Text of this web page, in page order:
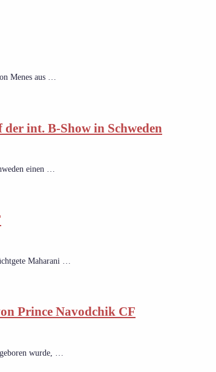
Menes aus …
int. B-Show in Schweden
einen …
Maharani …
Prince Navodchik CF
wurde, …